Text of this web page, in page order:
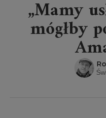
„Mamy
mógłby